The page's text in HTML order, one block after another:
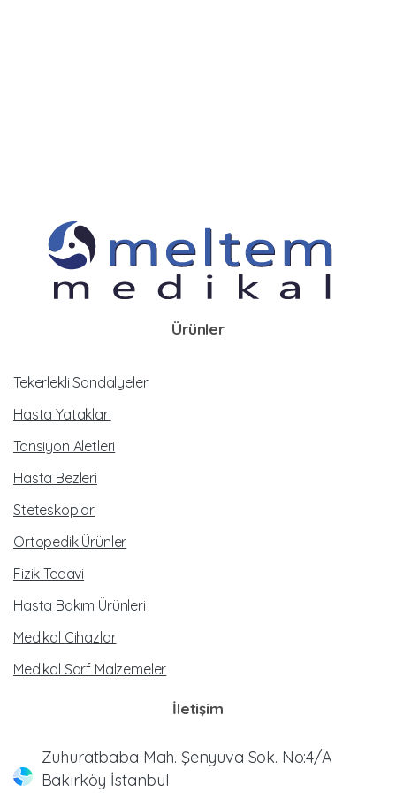
Ürünler
Tekerlekli Sandalyeler
Hasta Yatakları
Tansiyon Aletleri
Hasta Bezleri
Steteskoplar
Ortopedik Ürünler
Fizik Tedavi
Hasta Bakım Ürünleri
Medikal Cihazlar
Medikal Sarf Malzemeler
İletişim
Zuhuratbaba Mah. Şenyuva Sok. No:4/A
Bakırköy İstanbul